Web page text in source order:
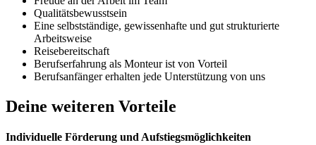
Qualitätsbewusstsein
Eine selbstständige, gewissenhafte und gut strukturierte
Arbeitsweise
Reisebereitschaft
Berufserfahrung als Monteur ist von Vorteil
Berufsanfänger erhalten jede Unterstützung von uns
Deine weiteren Vorteile
Individuelle Förderung und Aufstiegsmöglichkeiten